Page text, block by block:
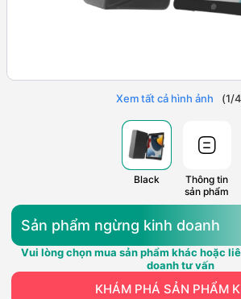
Xem tất cả hình ảnh (1/4
Black
Thông tin
sản phẩm
Sản phẩm ngừng kinh doanh
Vui lòng chọn mua sản phẩm khác hoặc
doanh tư vấn
KHÁM PHÁ SẢN PHẨM